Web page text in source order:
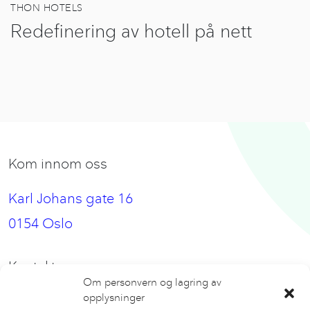
Om personvern og lagring av
opplysninger
THON HOTELS
Redefinering av hotell på nett
Kom innom oss
Karl Johans gate 16
0154 Oslo
Kontakt oss
hei@nbeat.no